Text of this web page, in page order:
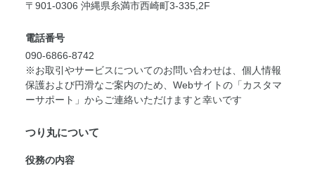
〒901-0306 沖縄県糸満市西崎町3-335,2F
電話番号
090-6866-8742
※お取引やサービスについてのお問い合わせは、個人情報
保護および円滑なご案内のため、Webサイトの「カスタマ
ーサポート」からご連絡いただけますと幸いです
つり丸について
役務の内容